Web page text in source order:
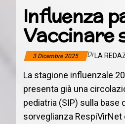
Influenza
Vaccinare
3 Dicembre 2025 Di LA
La stagione influenzale
presenta già una
pediatria (SIP) sulla base
sorveglianza